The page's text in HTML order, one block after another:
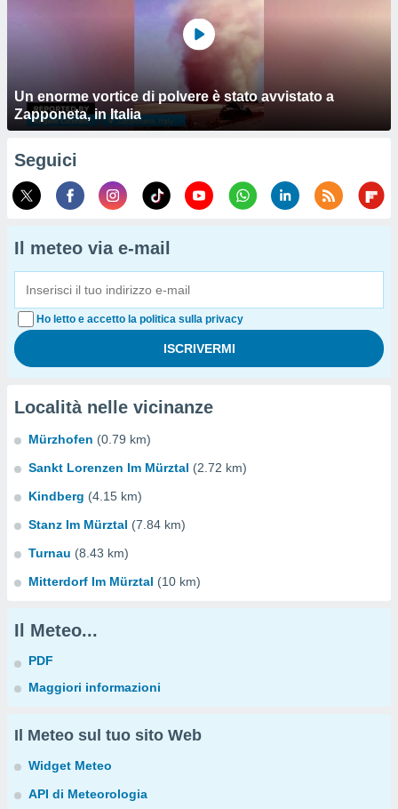
Un enorme vortice di polvere è stato avvistato a
Zapponeta, in Italia
Seguici
Il meteo via e-mail
Ho letto e accetto la politica sulla privacy
Località nelle vicinanze
Mürzhofen (0.79 km)
Sankt Lorenzen Im Mürztal (2.72 km)
Kindberg (4.15 km)
Stanz Im Mürztal (7.84 km)
Turnau (8.43 km)
Mitterdorf Im Mürztal (10 km)
Il Meteo...
PDF
Maggiori informazioni
Il Meteo sul tuo sito Web
Widget Meteo
API di Meteorologia